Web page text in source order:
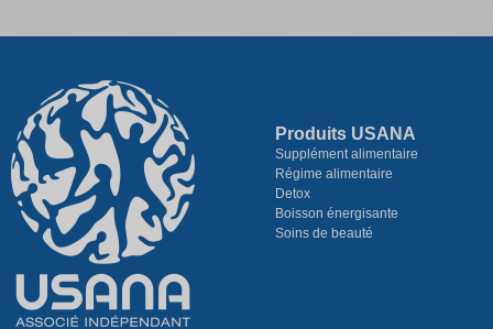
Produits USANA
Supplément alimentaire
Régime alimentaire
Detox
Boisson énergisante
Soins de beauté